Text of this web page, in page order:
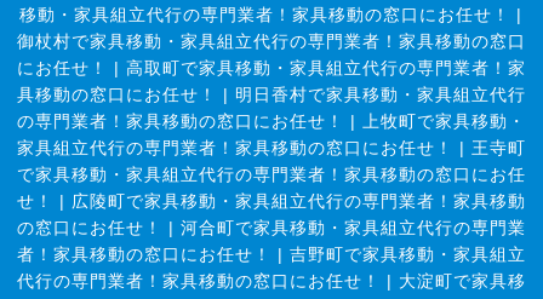
移動・家具組立代行の専門業者！家具移動の窓口にお任せ！
|
御杖村で家具移動・家具組立代行の専門業者！家具移動の窓口
にお任せ！
| 高取町で家具移動・家具組立代行の専門業者！家
具移動の窓口にお任せ！
| 明日香村で家具移動・家具組立代行
の専門業者！家具移動の窓口にお任せ！
|
上牧町で家具移動・
家具組立代行の専門業者！家具移動の窓口にお任せ！
| 王寺町
で家具移動・家具組立代行の専門業者！家具移動の窓口にお任
せ！
| 広陵町で家具移動・家具組立代行の専門業者！家具移動
の窓口にお任せ！
| 河合町で家具移動・家具組立代行の専門業
者！家具移動の窓口にお任せ！
| 吉野町で家具移動・家具組立
代行の専門業者！家具移動の窓口にお任せ！
| 大淀町で家具移